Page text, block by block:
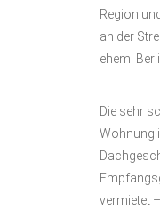
Region
an der
ehem.
Die sehr
Wohnung
vermietet